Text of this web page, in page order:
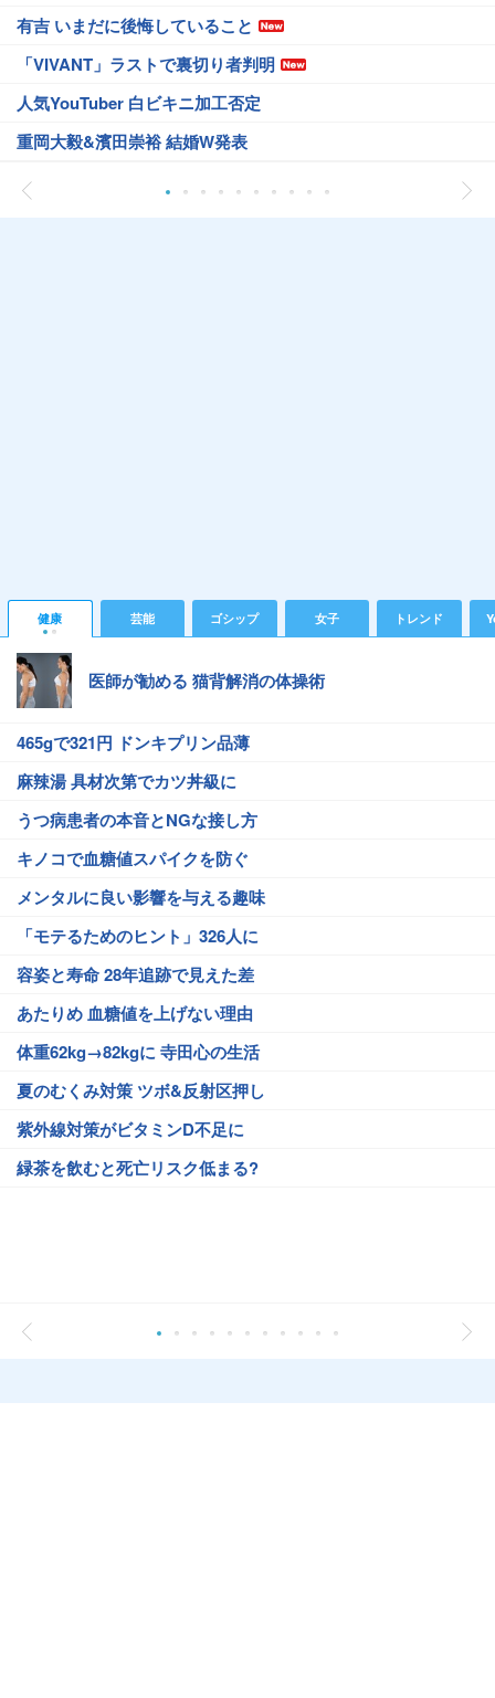
有吉 いまだに後悔していること
「VIVANT」ラストで裏切り者判明
人気YouTuber 白ビキニ加工否定
重岡大毅&濱田崇裕 結婚W発表
健康 芸能 ゴシップ 女子 トレンド
医師が勧める 猫背解消の体操術
465gで321円 ドンキプリン品薄
麻辣湯 具材次第でカツ丼級に
うつ病患者の本音とNGな接し方
キノコで血糖値スパイクを防ぐ
メンタルに良い影響を与える趣味
「モテるためのヒント」326人に
容姿と寿命 28年追跡で見えた差
あたりめ 血糖値を上げない理由
体重62kg→82kgに 寺田心の生活
夏のむくみ対策 ツボ&反射区押し
紫外線対策がビタミンD不足に
緑茶を飲むと死亡リスク低まる?